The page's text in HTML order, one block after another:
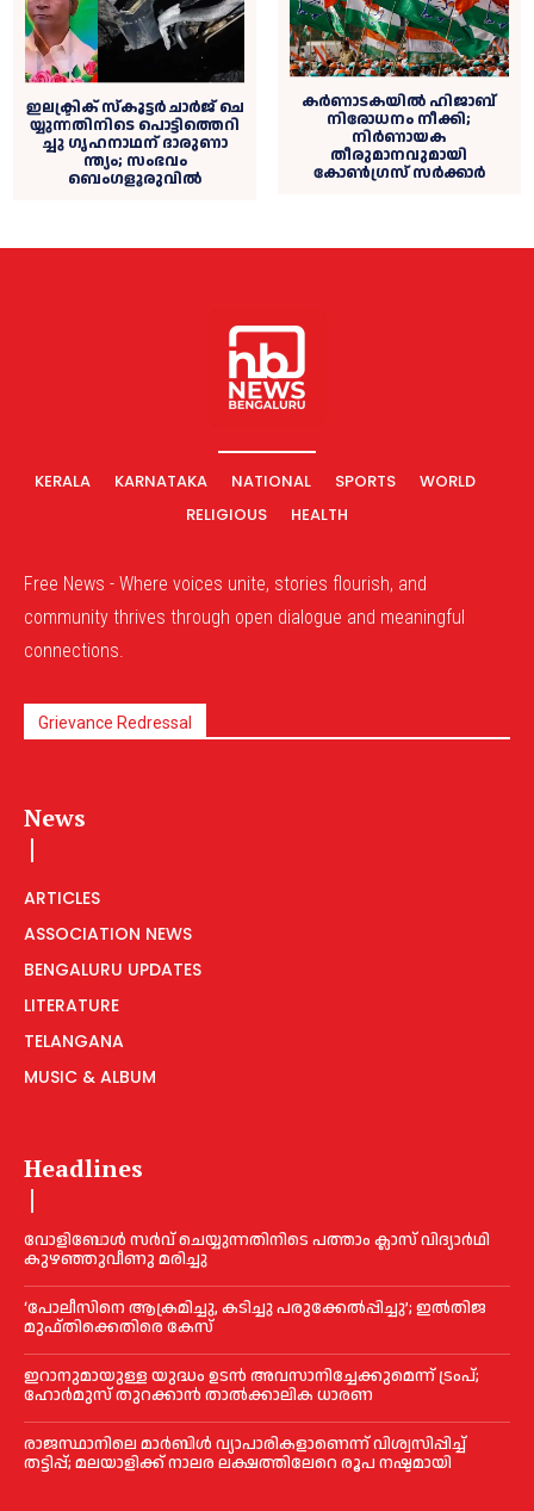
ഇ​ല​ക്ട്രി​ക് സ്കൂ​ട്ട​ർ ചാ​ർ​ജ് ചെ​
യ്യു​ന്ന​തി​നി​ടെ പൊ​ട്ടി​ത്തെ​റി​
ച്ചു ഗൃ​ഹ​നാ​ഥ​ന് ദാ​രു​ണാ​
ന്ത്യം; സംഭവം
ബെംഗളൂരുവില്‍
കർണാടകയിൽ ഹിജാബ്
നിരോധനം നീക്കി;
നിർണായക
തീരുമാനവുമായി
കോൺഗ്രസ് സർക്കാർ
KERALA KARNATAKA NATIONAL SPORTS
WORLD
RELIGIOUS
HEALTH
Free News - Where voices unite, stories flourish, and
community thrives through open dialogue and meaningful
connections.
Grievance Redressal
News
ARTICLES
ASSOCIATION NEWS
BENGALURU UPDATES
LITERATURE
TELANGANA
MUSIC & ALBUM
Headlines
വോളിബോൾ സർവ് ചെയ്യുന്നതിനിടെ പത്താം ക്ലാസ് വിദ്യാർഥി
കുഴഞ്ഞുവീണു മരിച്ചു
‘പോലീസിനെ ആക്രമിച്ചു, കടിച്ചു പരുക്കേല്‍പ്പിച്ചു’; ഇല്‍തിജ
മുഫ്തിക്കെതിരെ കേസ്
ഇറാനുമായുള്ള യുദ്ധം ഉടൻ അവസാനിച്ചേക്കുമെന്ന് ട്രംപ്;
ഹോർമുസ് തുറക്കാൻ താൽക്കാലിക ധാരണ
രാജസ്ഥാനിലെ മാർബിൾ വ്യാപാരികളാണെന്ന് വിശ്വസിപ്പിച്ച്
തട്ടിപ്പ്; മലയാളിക്ക് നാലര ലക്ഷത്തിലേറെ രൂപ നഷ്ടമായി